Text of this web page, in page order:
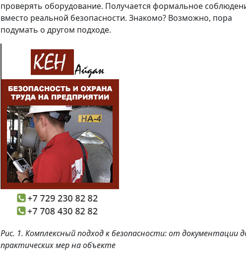
проверять оборудование. Получается формальное
вместо реальной безопасности. Знакомо? Возможно, пора
подумать о другом подходе.
Рис. 1. Комплексный подход к безопасности: от документации
практических мер на объекте